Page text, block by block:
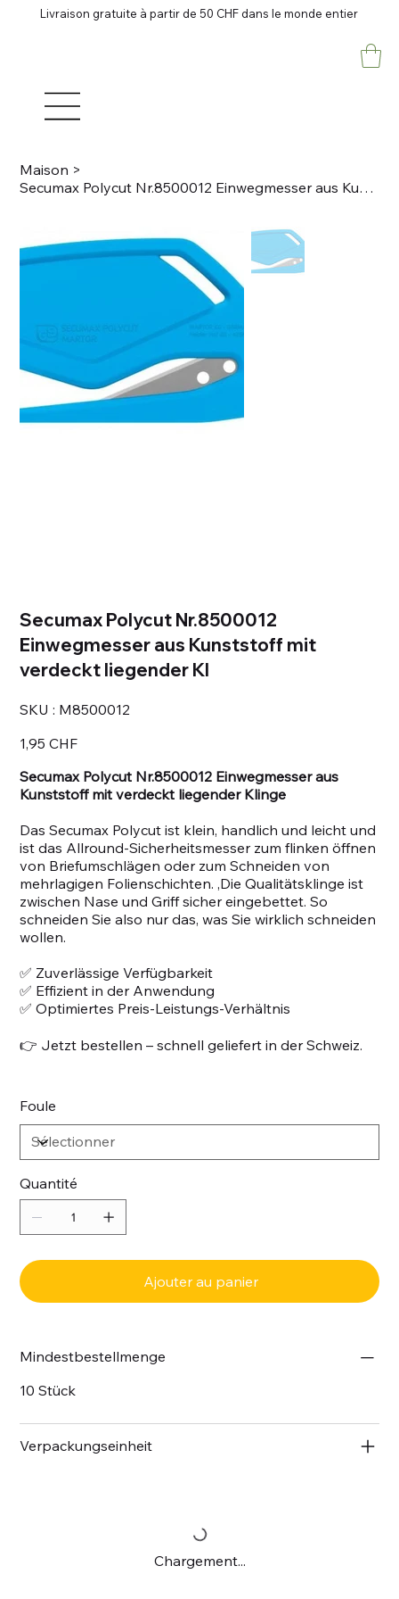
Livraison gratuite à partir de 50 CHF dans le monde entier
Maison >
Secumax Polycut Nr.8500012 Einwegmesser aus Kunststoff mit verdeckt liegender Kl
Secumax Polycut Nr.8500012
Einwegmesser aus Kunststoff mit
verdeckt liegender Kl
SKU : SKU
M8500012
M8500012
1,95 CHF
Secumax Polycut Nr.8500012 Einwegmesser aus
Kunststoff mit verdeckt liegender Klinge
Das Secumax Polycut ist klein, handlich und leicht und
ist das Allround-Sicherheitsmesser zum flinken öffnen
von Briefumschlägen oder zum Schneiden von
mehrlagigen Folienschichten. ,Die Qualitätsklinge ist
zwischen Nase und Griff sicher eingebettet. So
schneiden Sie also nur das, was Sie wirklich schneiden
wollen.
✅ Zuverlässige Verfügbarkeit
✅ Effizient in der Anwendung
✅ Optimiertes Preis-Leistungs-Verhältnis
👉 Jetzt bestellen – schnell geliefert in der Schweiz.
Foule
Quantité
Ajouter au panier
Mindestbestellmenge
10 Stück
Verpackungseinheit
Chargement...